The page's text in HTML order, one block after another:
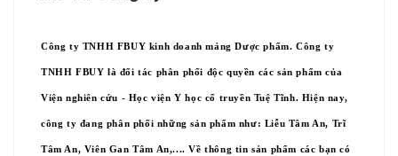
Công ty TNHH FBUY kinh doanh mảng Dược phẩm. Công ty
TNHH FBUY là đối tác phân phối độc quyền các sản phẩm của
Viện nghiên cứu - Học viện Y học cổ truyền Tuệ Tĩnh. Hiện nay,
công ty đang phân phối những sản phẩm như: Liễu Tâm An, Trĩ
Tâm An, Viên Gan Tâm An,.... Về thông tin sản phẩm các bạn có